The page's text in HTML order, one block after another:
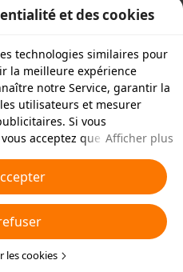
et des cookies
technologies similaires pour
la meilleure expérience
notre Service, garantir la
utilisateurs et mesurer
Si vous
acceptez que nous et nos
fins publicitaires. Vous
cookies non essentiels ou
vous souhaitez accepter ou
paramètres de confidentialité
les cookies » ci-dessous.
notrePolitique relative aux
Afficher plus
les cookies